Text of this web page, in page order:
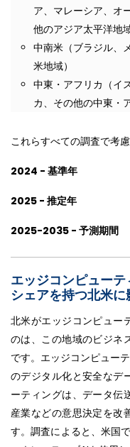
ア、マレーシア、オ
他のアジア太平洋地域
中南米（ブラジル、
米地域）
中東・アフリカ（イ
カ、その他の中東・
これらすべての調査で考
2024 - 基準年
2025 - 推定年
2025-2035 - 予測期間
エッジコンピュー
シェアを持つ北米
北米がエッジコンピュー
のは、この地域のビジネ
です。エッジコンピュー
のデジタル化と安全なデ
ーティングは、データ伝
産業などの意思決定を改
す。調査によると、米国